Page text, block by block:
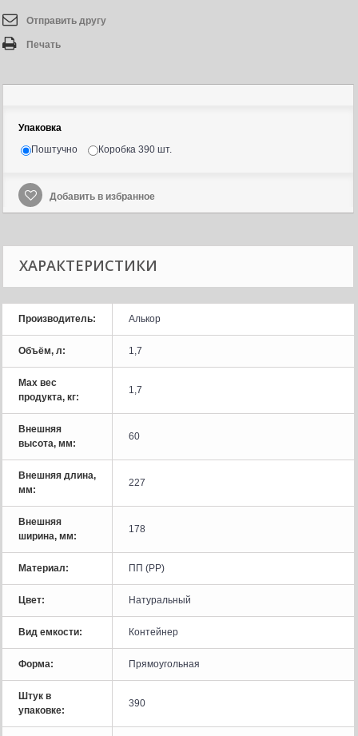
Отправить другу
Печать
Упаковка
Поштучно
Коробка 390 шт.
Добавить в избранное
ХАРАКТЕРИСТИКИ
Производитель: Алькор
Объём, л: 1,7
Мах вес
продукта, кг:
1,7
Внешняя
высота, мм:
60
Внешняя длина,
мм:
227
Внешняя
ширина, мм:
178
Материал: ПП (PP)
Цвет: Натуральный
Вид емкости: Контейнер
Форма: Прямоугольная
Штук в
упаковке:
390